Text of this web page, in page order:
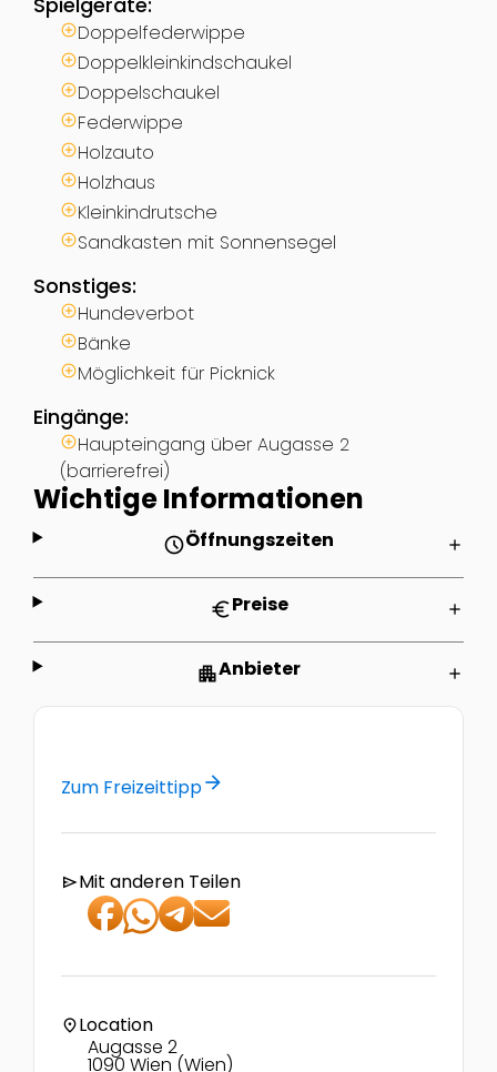
Doppelfederwippe
Doppelkleinkindschaukel
Doppelschaukel
Federwippe
Holzauto
Holzhaus
Kleinkindrutsche
Sandkasten mit Sonnensegel
Sonstiges:
Hundeverbot
Bänke
Möglichkeit für Picknick
Eingänge:
Haupteingang über Augasse 2
(barrierefrei)
Wichtige Informationen
scheduleÖffnungszeiten add
euroPreise add
apartmentAnbieter add
Zum Freizeittipparrow_forward
sendMit anderen Teilen
location_onLocation
Augasse 2
1090 Wien (Wien)